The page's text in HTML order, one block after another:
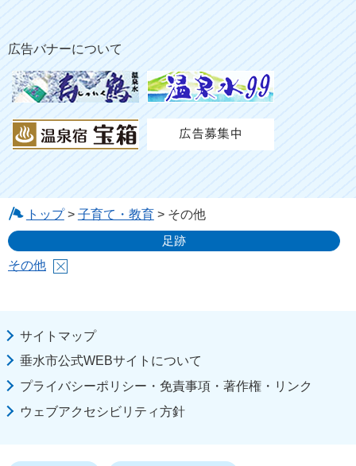
広告バナーについて
トップ> 子育て・教育> その他
足跡
その他
サイトマップ
垂水市公式WEBサイトについて
プライバシーポリシー・免責事項・著作権・リンク
ウェブアクセシビリティ方針